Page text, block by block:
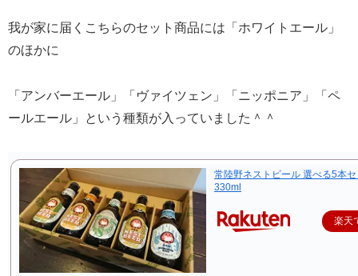
我が家に届くこちらのセット商品には「ホワイトエール」
のほかに
「アンバーエール」「ヴァイツェン」「ニッポニア」「ペ
ールエール」という種類が入っていました＾＾
常陸野ネストビール 選べる5本
330ml
楽天